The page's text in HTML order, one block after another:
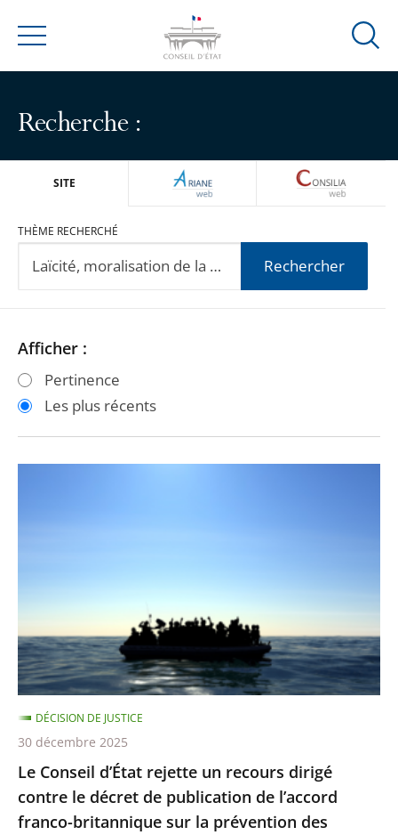
Menu
Ouvrir
Recherche :
SITE ARIANEWEB
THÈME RECHERCHÉ
Rechercher
Passer
les
filtres
Passer
les
filtres
Afficher :
Pertinence
Les plus récents
recours
contre
le
décret
de
publication
de
l’accord
franco-
Le Conseil d’État rejette un recours dirigé
contre le décret de publication de l’accord
franco-britannique sur la prévention des
DÉCISION DE JUSTICE
30 décembre 2025